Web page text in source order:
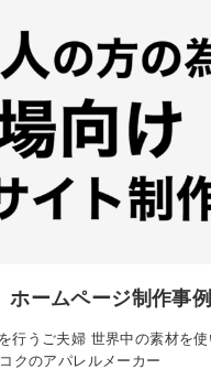
ホームページ制作事
行うご夫婦 世界中の素材を
クのアパレルメーカー